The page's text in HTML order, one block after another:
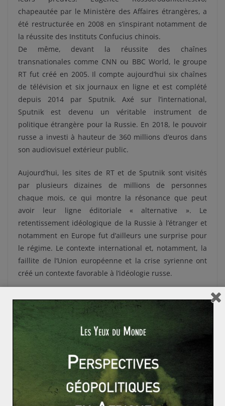
chapeautée par le Ministère des Affaires étrangères, a
été restructurée en 2008 en s’inspirant notamment de
la réussite des Instituts Confucius chinois.
De même, devant la réussite des chaînes
transnationales comme CNN ou BBC World, le groupe
RT fut créé en 2005. Il compte aujourd’hui six chaînes
de télévision et six journaux en ligne et est complété
depuis 2014 par Sputnik. Axé sur l’international,
Sputnik est devenu un véritable instrument de
politique étrangère pour la Russie. En 2018, le pouvoir
russe a investi à hauteur de 360 millions d’euros dans
son audiovisuel extérieur public.
Aujourd’hui, les sites de RT et de Sputnik sont visités
par plusieurs dizaines de millions de personnes
chaque mois, ce qui montre la résonance que peut
avoir leur ligne éditoriale « alternative ». Le
retentissement idéologique de la Russie à l’étranger et
notamment en Europe fut d’ailleurs une surprise pour
le régime. Le contexte international et, notamment, la
faillite de l’Union européenne et la crise syrienne ont
créé un contexte favorable à l’idéologie russe.
russe
Il est possible d’affirmer que lesoft power
limité. En effet, les médias pro-russes capturent un
audimat déjà acquis aux idées illibérales et visent
particulièrement la diaspora russe, qui représente près
de 30 millions de personnes. Le but recherché est de
créer des relais d’influence à l’étranger, et d’affirmer un
modèle alternatifen opposition avec le libéralisme